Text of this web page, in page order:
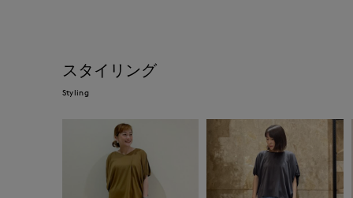
スタイリング
Styling